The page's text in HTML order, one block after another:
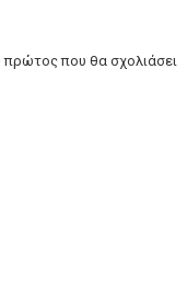
πρώτος που θα σχολιάσει